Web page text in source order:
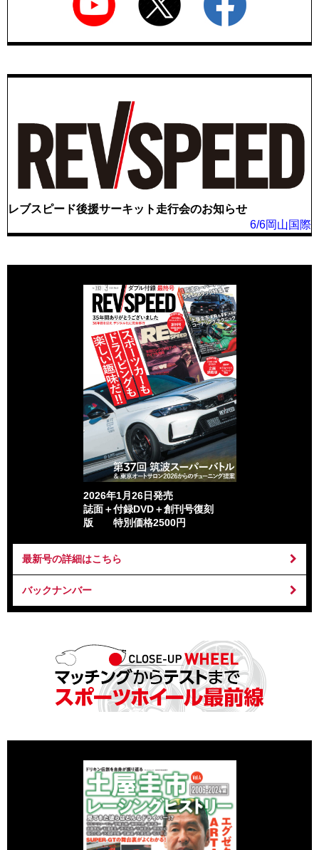
レブスピード後援サーキット走行会のお知らせ
6/6岡山国際
2026年1月26日発売
誌面＋付録DVD＋創刊号復刻
版 特別価格2500円
最新号の詳細はこちら
バックナンバー